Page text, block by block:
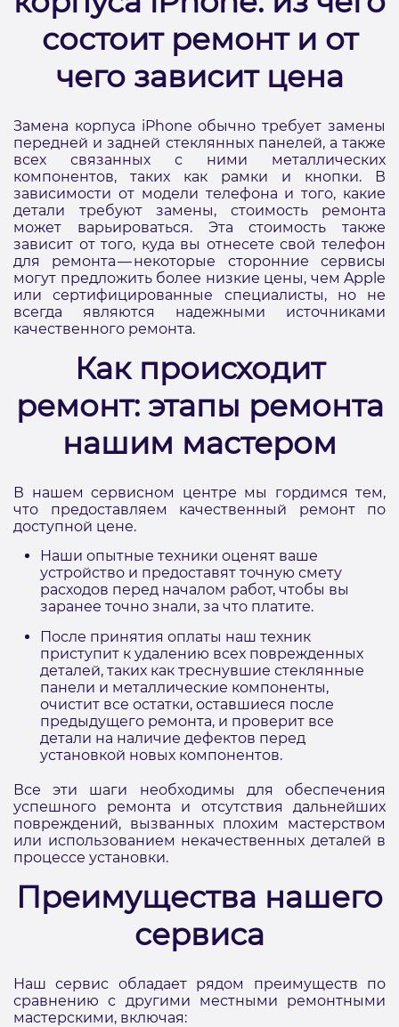
состоит ремонт и от
чего зависит цена
Замена корпуса iPhone обычно требует замены
передней и задней стеклянных панелей, а также
всех связанных с ними металлических
компонентов, таких как рамки и кнопки. В
зависимости от модели телефона и того, какие
детали требуют замены, стоимость ремонта
может варьироваться. Эта стоимость также
зависит от того, куда вы отнесете свой телефон
для ремонта — некоторые сторонние сервисы
могут предложить более низкие цены, чем Apple
или сертифицированные специалисты, но не
всегда являются надежными источниками
качественного ремонта.
Как происходит
ремонт: этапы ремонта
нашим мастером
В нашем сервисном центре мы гордимся тем,
что предоставляем качественный ремонт по
доступной цене.
Наши опытные техники оценят ваше
устройство и предоставят точную смету
расходов перед началом работ, чтобы вы
заранее точно знали, за что платите.
После принятия оплаты наш техник
приступит к удалению всех поврежденных
деталей, таких как треснувшие стеклянные
панели и металлические компоненты,
очистит все остатки, оставшиеся после
предыдущего ремонта, и проверит все
детали на наличие дефектов перед
установкой новых компонентов.
Все эти шаги необходимы для обеспечения
успешного ремонта и отсутствия дальнейших
повреждений, вызванных плохим мастерством
или использованием некачественных деталей в
процессе установки.
Преимущества нашего
сервиса
Наш сервис обладает рядом преимуществ по
сравнению с другими местными ремонтными
мастерскими, включая: